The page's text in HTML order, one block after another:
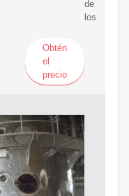
de
los
Obtén
el
precio